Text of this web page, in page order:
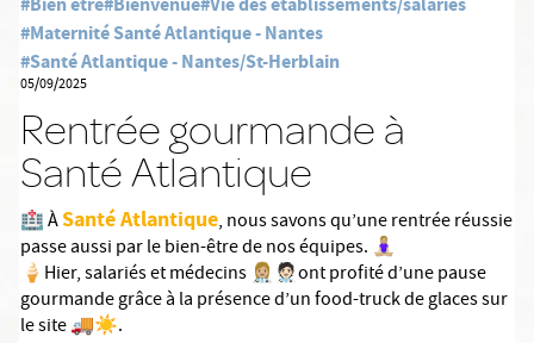
#Maternité Santé Atlantique - Nantes
#Santé Atlantique - Nantes/St-Herblain
05/09/2025
Rentrée gourmande à
Santé Atlantique
🏥 ÀSanté Atlantique, nous savons qu’une rentrée réussie
passe aussi par le bien-être de nos équipes. 🧘🏼‍♀️
🍦Hier, salariés et médecins 👩🏼‍⚕️🧑🏻‍⚕️ont profité d’une pause
gourmande grâce à la présence d’un food-truck de glaces sur
le site 🚚☀️.